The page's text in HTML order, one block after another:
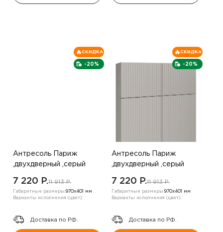
-20%
СКИДКА
Антресоль Париж
,двухдверный ,серый
7 220 P.11 913 P.
Габаритные размеры:970х401 мм
Варианты исполнения (цвет):
Доставка по РФ.
-20%
СКИДКА
Антресоль Париж
,двухдверный ,серый
7 220 P.11 913 P.
Габаритные размеры:970х401 мм
Варианты исполнения (цвет):
Доставка по РФ.